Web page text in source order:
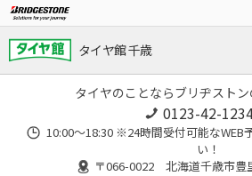
タイヤ館 千歳
タイヤのことならブリヂスト
0123-42-
10:00～18:30 ※24時間受付可能なWEB
い！
〒066-0022 北海道千歳市豊